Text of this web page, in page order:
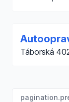
Táborská